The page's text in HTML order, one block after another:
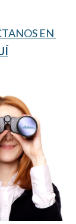
EN